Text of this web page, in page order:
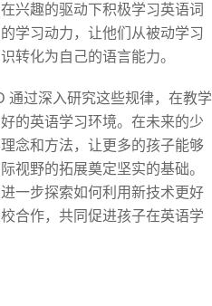
兴趣的驱动下积极学习英语词
学习动力，让他们从被动学习
转化为自己的语言能力。
通过深入研究这些规律，在教学
的英语学习环境。在未来的少
念和方法，让更多的孩子能够
视野的拓展奠定坚实的基础。
一步探索如何利用新技术更好
合作，共同促进孩子在英语学